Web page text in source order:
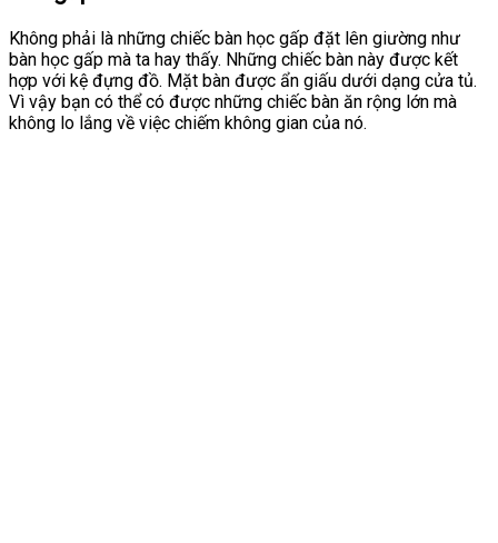
Không phải là những chiếc bàn học gấp đặt lên giường như
bàn học gấp mà ta hay thấy. Những chiếc bàn này được kết
hợp với kệ đựng đồ. Mặt bàn được ẩn giấu dưới dạng cửa tủ.
Vì vậy bạn có thể có được những chiếc bàn ăn rộng lớn mà
không lo lắng về việc chiếm không gian của nó.